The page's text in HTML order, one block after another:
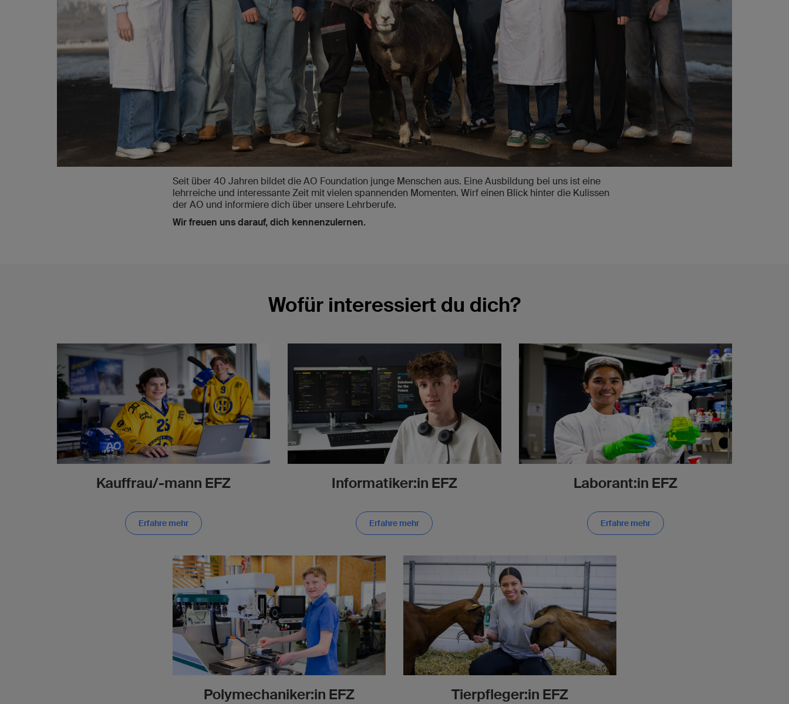
Seit über 40 Jahren bildet die AO Foundation junge Menschen aus. Eine Ausbildung bei uns ist eine
lehrreiche und interessante Zeit mit vielen spannenden Momenten. Wirf einen Blick hinter die Kulissen
der AO und informiere dich über unsere Lehrberufe.
Wir freuen uns darauf, dich kennenzulernen.
Wofür interessiert du dich?
Kauffrau/-mann EFZ
Erfahre mehr
Informatiker:in EFZ
Erfahre mehr
Laborant:in EFZ
Erfahre mehr
Polymechaniker:in EFZ Tierpfleger:in EFZ